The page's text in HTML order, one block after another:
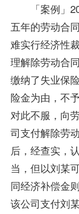
「案例」
五年的劳动合
难实行经济性
理解除劳动合
缴纳了失业保
险金为由，不
对此不服，向
司支付解除劳
后，经查实，
当，但以刘某
同经济补偿金
该公司支付刘